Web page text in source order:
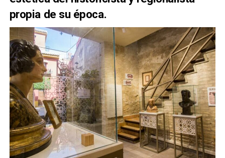
propia de su época.